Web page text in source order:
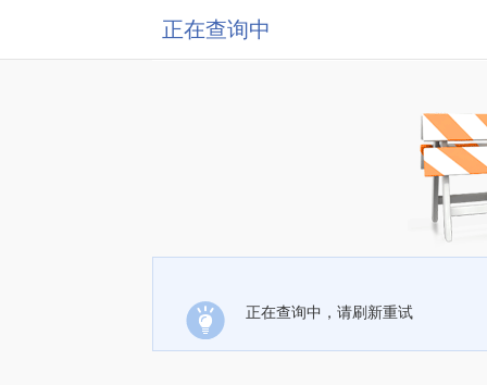
正在查询中
正在查询中，请刷新重试